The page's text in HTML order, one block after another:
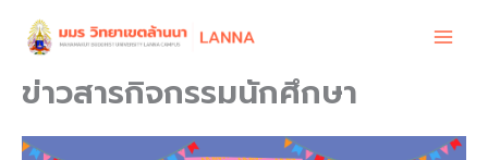
ข่าวสารกิจกรรมนักศึกษา